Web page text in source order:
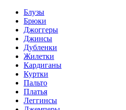
Блузы
Брюки
Джоггеры
Джинсы
Дубленки
Жилетки
Кардиганы
Куртки
Пальто
Платья
Леггинсы